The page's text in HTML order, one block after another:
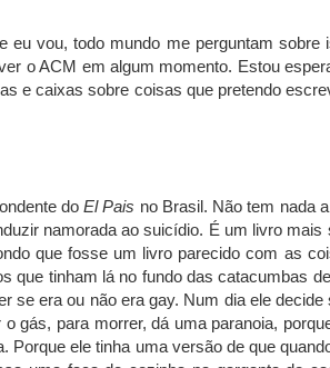
eu vou, todo mundo me perguntam sobre
o ACM em algum momento. Estou
e caixas sobre coisas que pretendo
do El Pais no Brasil. Não tem nada
namorada ao suicídio. É um livro
que fosse um livro parecido com as
tinham lá no fundo das catacumbas
se era ou não era gay. Num dia ele decide
gás, para morrer, dá uma paranoia,
Porque ele tinha uma versão de que